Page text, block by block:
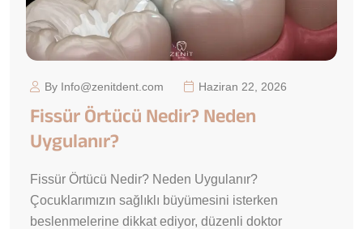
By Info@zenitdent.com Haziran 22, 2026
Fissür Örtücü Nedir? Neden
Uygulanır?
Fissür Örtücü Nedir? Neden Uygulanır?
Çocuklarımızın sağlıklı büyümesini isterken
beslenmelerine dikkat ediyor, düzenli doktor